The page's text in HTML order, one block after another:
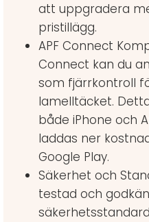
att uppgradera
pristillägg.
APF Connect
Connect kan du
som fjärrkontroll
lamelltäcket.
både iPhone och
laddas ner
Google Play.
Säkerhet och
testad och